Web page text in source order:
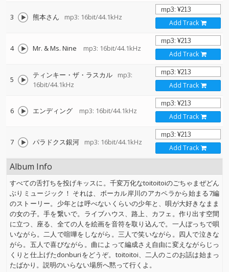
3 熊本さん mp3: 16bit/44.1kHz
Add Track
4 Mr. & Ms. Nine mp3: 16bit/44.1kHz
Add Track
5 ティンキー・ザ・ラスカル
mp3:
16bit/44.1kHz
Add Track
6 エンディング mp3: 16bit/44.1kHz
Add Track
7 パラドクス銀河 mp3: 16bit/44.1kHz
Add Track
Album Info
すべての舌打ちを投げキッスに。千変万化なtoitoitoiのごちゃまぜどん
ぶりミュージック！ それは、ボーカル岸川のアカペラから始まる7編
のストーリー。少年とは呼べないくらいの少年と、唄が大好きなまま
の女の子。手を繋いで。ライブハウス、路上、カフェ。作り出す空間
に立つ、座る、全ての人を絵画を音符を取り込んで。一人ぼっちで唄
いながら。二人で喧嘩をしながら。三人で笑いながら。四人で泣きな
がら。五人で喜びながら。曲によって編成さえ自由に変えながらじっ
くりと仕上げたdonburiをどうぞ。toitoitoi、二人のこのお話は始まっ
たばかり。説明のいらない場所へ黙って行くよ。